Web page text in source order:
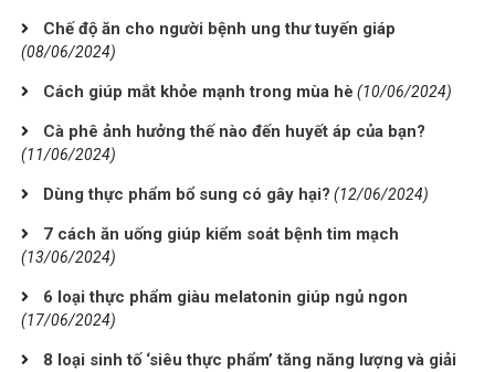
Chế độ ăn cho người bệnh ung thư tuyến giáp
(08/06/2024)
Cách giúp mắt khỏe mạnh trong mùa hè (10/06/2024)
Cà phê ảnh hưởng thế nào đến huyết áp của bạn?
(11/06/2024)
Dùng thực phẩm bổ sung có gây hại? (12/06/2024)
7 cách ăn uống giúp kiểm soát bệnh tim mạch
(13/06/2024)
6 loại thực phẩm giàu melatonin giúp ngủ ngon
(17/06/2024)
8 loại sinh tố ‘siêu thực phẩm’ tăng năng lượng và giải